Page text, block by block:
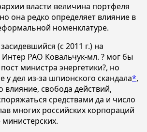
власти величина портфеля
она редко определяет влияние в
номенклатуре.
(с 2011 г.) на
РАО Ковальчук-мл. ? мог бы
министра энергетики?, но
у дел из-за шпионского скандала*,
влияние, свобода действий,
средствами да и число
многих российских корпораций